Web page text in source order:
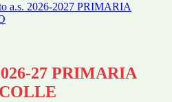
a.s. 2026-2027 PRIMARIA
27 PRIMARIA